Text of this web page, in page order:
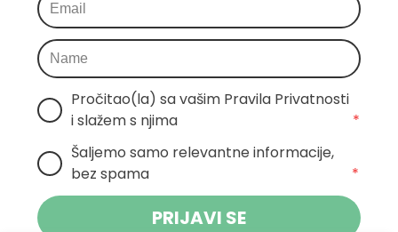
Pročitao(la) sa vašim Pravila Privatnosti
i slažem s njima
*
Šaljemo samo relevantne informacije,
bez spama
*
PRIJAVI SE